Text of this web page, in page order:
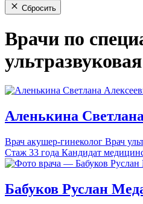
Сбросить
Врачи по
Аленькина
Врач акушер-гинеколог Врач
Стаж 33 года Кандидат
Бабуков Руслан